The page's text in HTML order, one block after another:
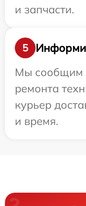
и запчасти.
5
Мы сообщим
ремонта
курьер
и время.